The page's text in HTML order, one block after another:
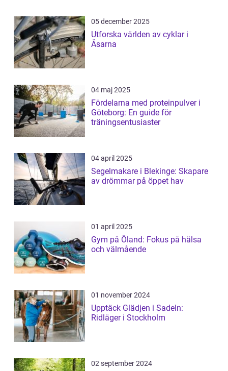
05 december 2025
Utforska världen av cyklar i
Åsarna
04 maj 2025
Fördelarna med proteinpulver i
Göteborg: En guide för
träningsentusiaster
04 april 2025
Segelmakare i Blekinge: Skapare
av drömmar på öppet hav
01 april 2025
Gym på Öland: Fokus på hälsa
och välmående
01 november 2024
Upptäck Glädjen i Sadeln:
Ridläger i Stockholm
02 september 2024